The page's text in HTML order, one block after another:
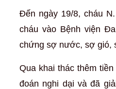
Đến ngày 19/8, cháu
cháu vào Bệnh viện
chứng sợ nước, sợ gió,
Qua khai thác thêm
đoán nghi dại và đã